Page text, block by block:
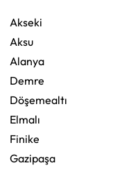
Akseki
Aksu
Alanya
Demre
Döşemealtı
Elmalı
Finike
Gazipaşa